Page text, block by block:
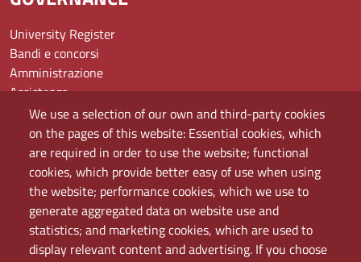
We use a selection of our own and third-party cookies
on the pages of this website: Essential cookies, which
are required in order to use the website; functional
cookies, which provide better easy of use when using
the website; performance cookies, which we use to
generate aggregated data on website use and
statistics; and marketing cookies, which are used to
display relevant content and advertising. If you choose
University Register
Bandi e concorsi
Amministrazione
Assistenza
Domande frequenti (FAQ)
Elenco dei siti tematici
Mappa del sito
PEC
Rete Wi-Fi Eduroam
Servizio Proxy
Guida all’uso del portale